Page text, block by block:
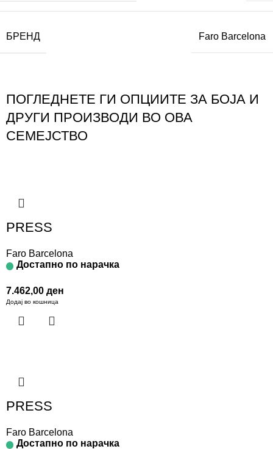
БРЕНД Faro Barcelona
ПОГЛЕДНЕТЕ ГИ ОПЦИИТЕ ЗА БОЈА И
ДРУГИ ПРОИЗВОДИ ВО ОВА
СЕМЕЈСТВО
PRESS
Faro Barcelona
Достапно по нарачка
7.462,00 ден
Додај во кошница
PRESS
Faro Barcelona
Достапно по нарачка